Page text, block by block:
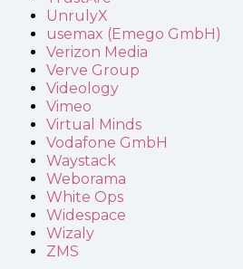
UnrulyX
usemax (Emego GmbH)
Verizon Media
Verve Group
Videology
Vimeo
Virtual Minds
Vodafone GmbH
Waystack
Weborama
White Ops
Widespace
Wizaly
ZMS